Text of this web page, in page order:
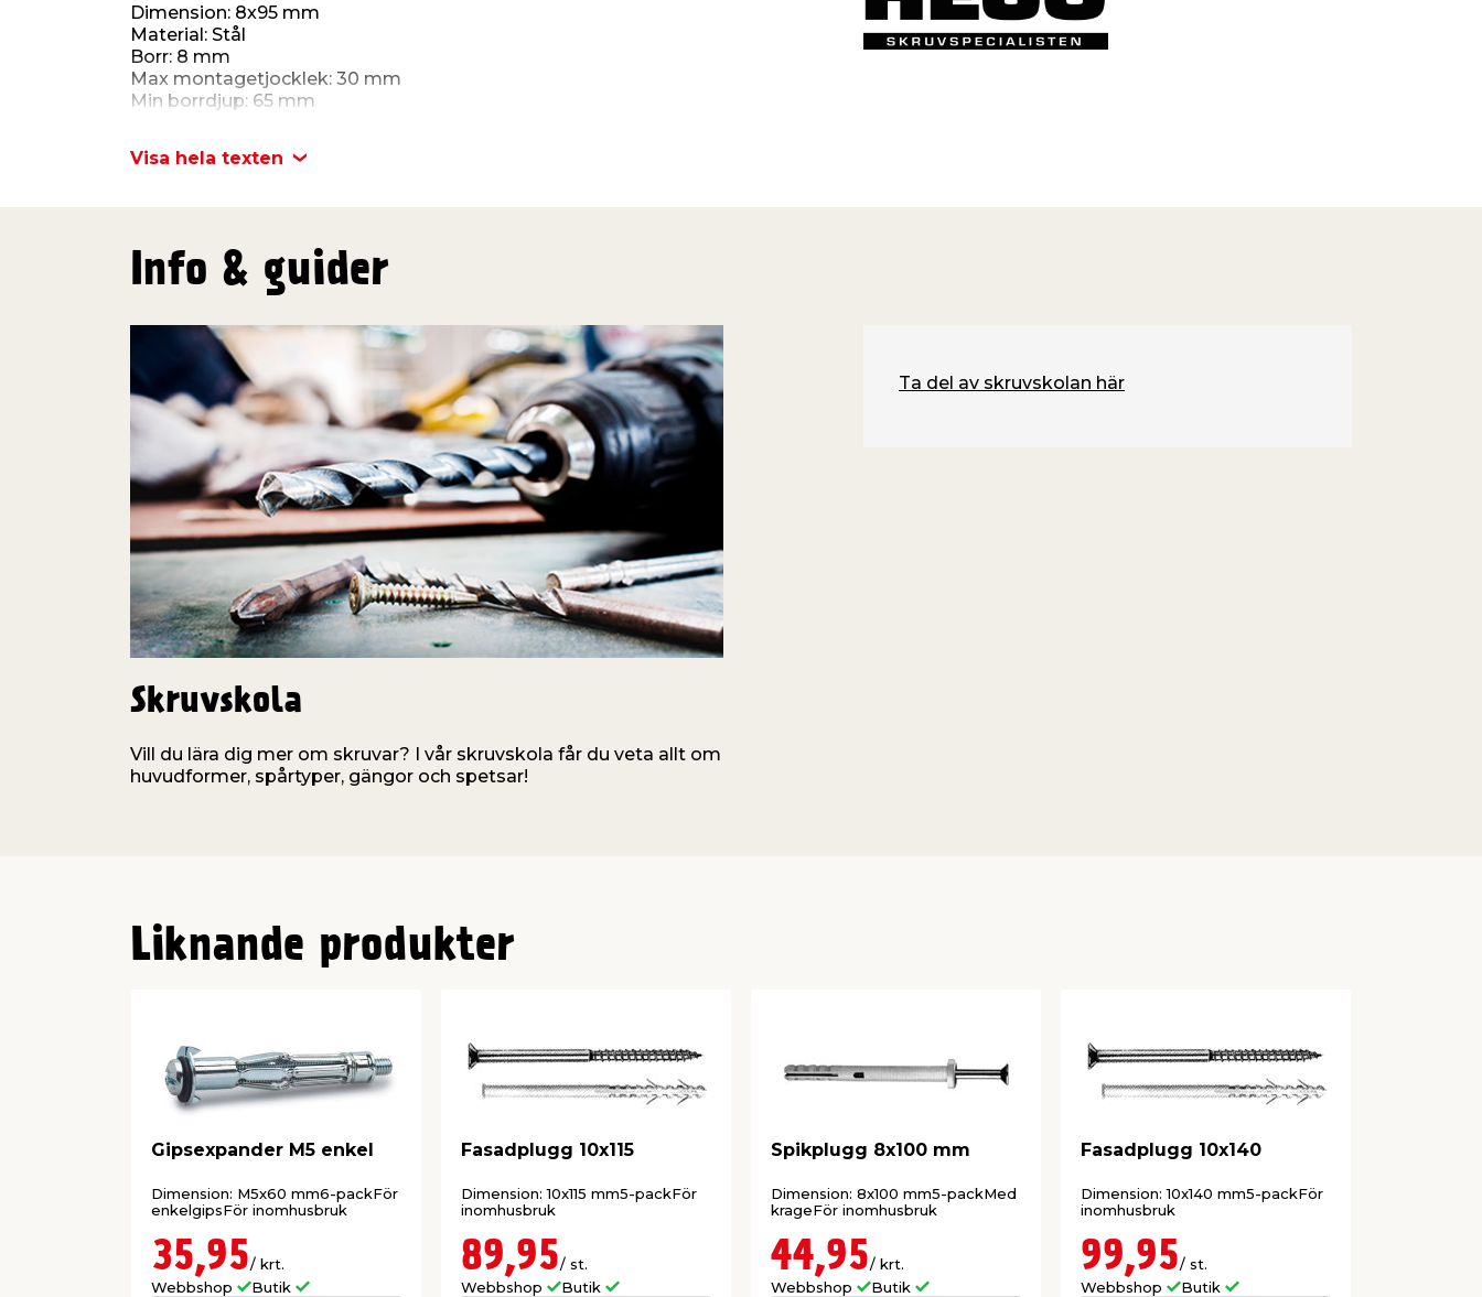
Dimension: 8x95 mm
Material: Stål
Borr: 8 mm
Max montagetjocklek: 30 mm
Min borrdjup: 65 mm
Visa hela texten
Info & guider
Skruvskola
Vill du lära dig mer om skruvar? I vår skruvskola får du veta allt om
huvudformer, spårtyper, gängor och spetsar!
Ta del av skruvskolan här
Liknande produkter
Gipsexpander M5 enkel
Dimension: M5x60 mm6-packFör
enkelgipsFör inomhusbruk
35,95/ krt.
Webbshop
Butik
Fasadplugg 10x115
Dimension: 10x115 mm5-packFör
inomhusbruk
89,95/ st.
Webbshop
Butik
Spikplugg 8x100 mm
Dimension: 8x100 mm5-packMed
krageFör inomhusbruk
44,95/ krt.
Webbshop
Butik
Fasadplugg 10x140
Dimension: 10x140 mm5-packFör
inomhusbruk
99,95/ st.
Webbshop
Butik